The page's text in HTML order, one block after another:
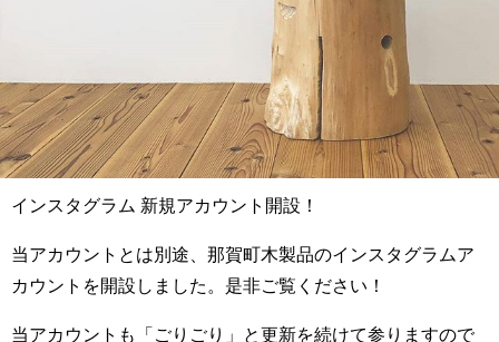
インスタグラム 新規アカウント開設！
当アカウントとは別途、那賀町木製品のインスタグラムア
カウントを開設しました。是非ご覧ください！
当アカウントも「ごりごり」と更新を続けて参りますので